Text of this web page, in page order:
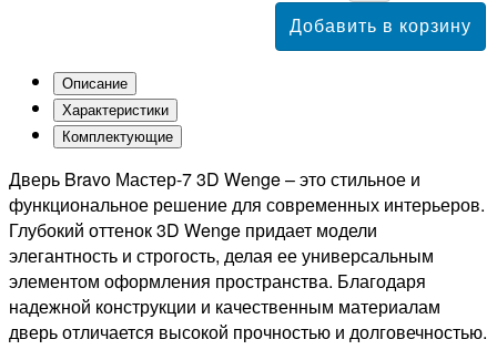
Описание
Характеристики
Комплектующие
Дверь Bravo Мастер-7 3D Wenge – это стильное и
функциональное решение для современных интерьеров.
Глубокий оттенок 3D Wenge придает модели
элегантность и строгость, делая ее универсальным
элементом оформления пространства. Благодаря
надежной конструкции и качественным материалам
дверь отличается высокой прочностью и долговечностью.